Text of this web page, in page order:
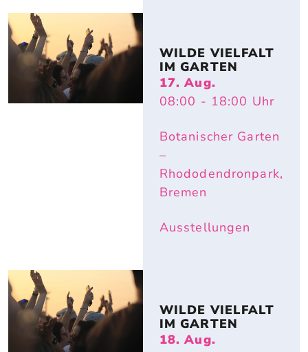
WILDE VIELFALT
IM GARTEN
17. Aug.
08:00 - 18:00 Uhr
Botanischer Garten
–
Rhododendronpark,
Bremen
Ausstellungen
WILDE VIELFALT
IM GARTEN
18. Aug.